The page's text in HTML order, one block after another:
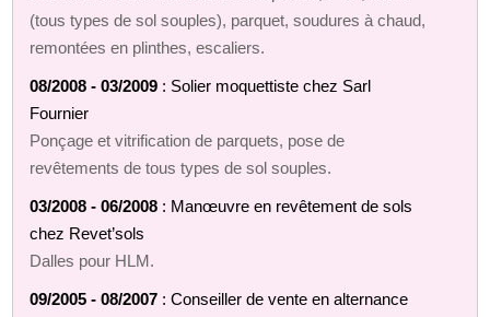
(tous types de sol souples), parquet, soudures à chaud,
remontées en plinthes, escaliers.
08/2008 - 03/2009 : Solier moquettiste chez Sarl
Fournier
Ponçage et vitrification de parquets, pose de
revêtements de tous types de sol souples.
03/2008 - 06/2008 : Manœuvre en revêtement de sols
chez Revet’sols
Dalles pour HLM.
09/2005 - 08/2007 : Conseiller de vente en alternance